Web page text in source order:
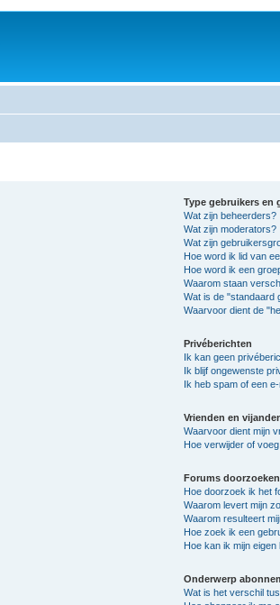
Type gebruikers en
Wat zijn beheerders?
Wat zijn moderators?
Wat zijn
Hoe word ik lid van
Hoe word ik een
Waarom staan
Wat is de "standaard
Waarvoor dient de
Privéberichten
Ik kan geen
Ik blijf ongewenste
Ik heb spam of een
Vrienden en
Waarvoor dient mijn
Hoe verwijder of
Forums doorzoeken
Hoe doorzoek ik het
Waarom levert mijn
Waarom resulteert
Hoe zoek ik een
Hoe kan ik mijn
Onderwerp
Wat is het verschil